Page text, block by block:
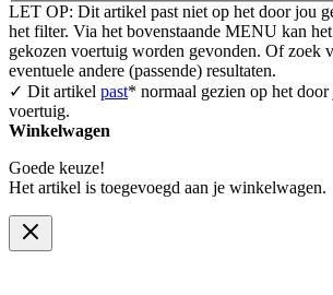
LET OP: Dit artikel past niet op het door jou
het filter. Via het bovenstaande MENU kan
gekozen voertuig worden gevonden. Of zoek
eventuele andere (passende) resultaten.
✓ Dit artikel past* normaal gezien op het door
voertuig.
Winkelwagen
Goede keuze!
Het artikel is toegevoegd aan je winkelwagen.